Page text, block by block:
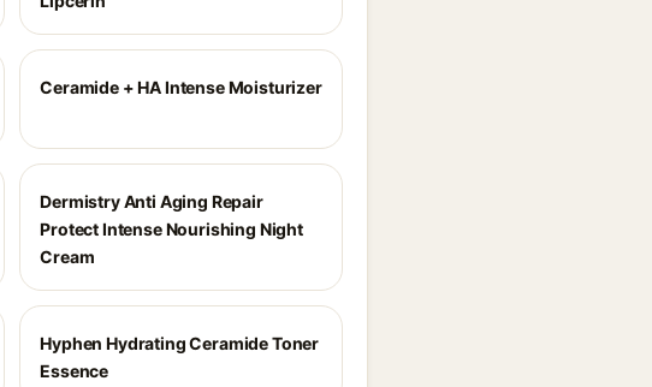
Ceramide + HA Intense Moisturizer
Dermistry Anti Aging Repair
Protect Intense Nourishing Night
Cream
Hyphen Hydrating Ceramide Toner
Essence